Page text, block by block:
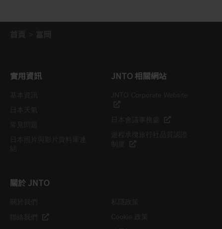
實用資訊 JNTO 相關網站
關於 JNTO